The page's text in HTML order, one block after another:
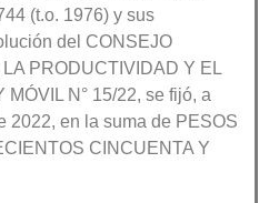
(t.o. 1976) y sus
del CONSEJO
PRODUCTIVIDAD Y EL
MÓVIL N° 15/22, se fijó, a
2022, en la suma de PESOS
CINCUENTA Y